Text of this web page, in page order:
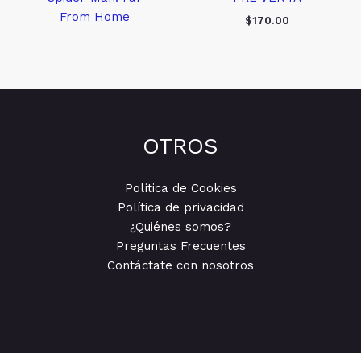
From Home
$170.00
OTROS
Política de Cookies
Política de privacidad
¿Quiénes somos?
Preguntas Frecuentes
Contáctate con nosotros